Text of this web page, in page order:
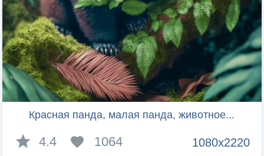
Красная панда, малая панда, животное...
1080x2220
4.4 1064